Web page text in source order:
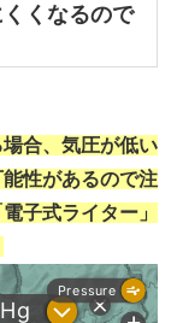
くなるので
合、気圧が低い
性があるので注
子式ライター」